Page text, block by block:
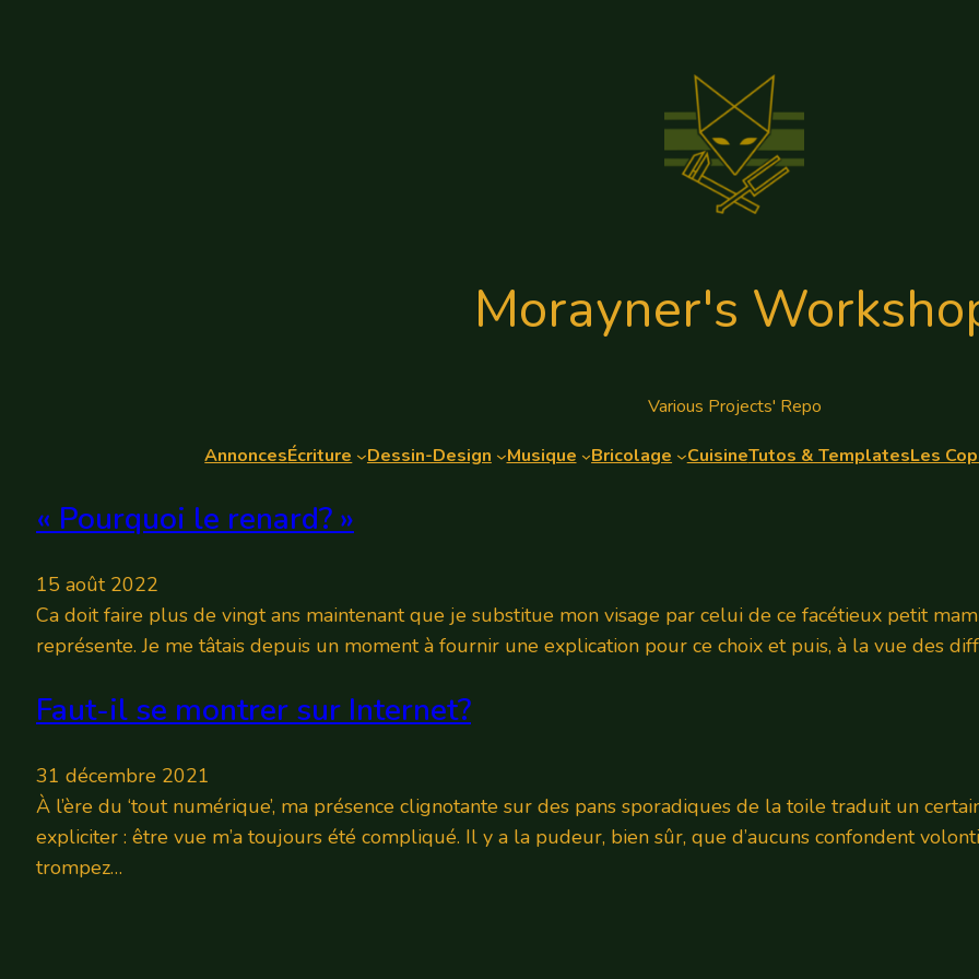
Morayner's
Various Projects' Repo
AnnoncesÉcriture Dessin-Design Musique Bricolage CuisineTutos & TemplatesLes
« Pourquoi le renard? »
15 août 2022
Ca doit faire plus de vingt ans maintenant que je substitue mon visage par celui de ce facétieux petit
représente. Je me tâtais depuis un moment à fournir une explication pour ce choix et puis, à la vue des
Faut-il se montrer sur Internet?
31 décembre 2021
À l’ère du ‘tout numérique’, ma présence clignotante sur des pans sporadiques de la toile traduit un
expliciter : être vue m’a toujours été compliqué. Il y a la pudeur, bien sûr, que d’aucuns confondent
trompez…